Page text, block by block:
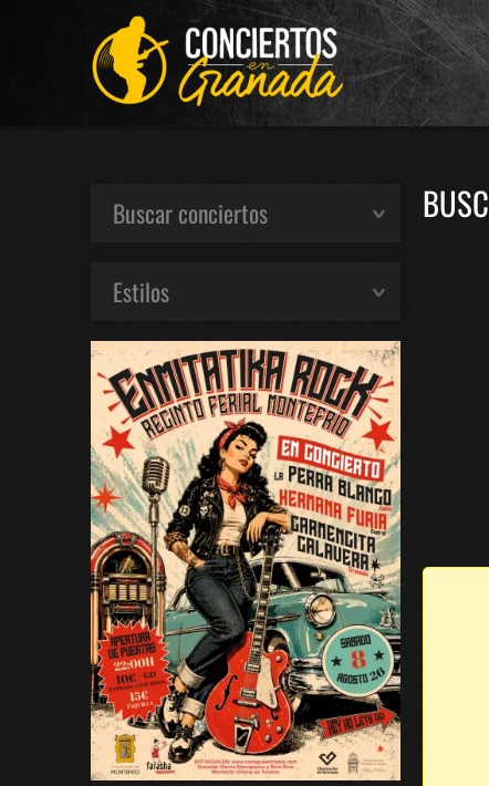
Buscar conciertos
Estilos